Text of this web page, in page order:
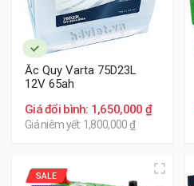
Khách hàng tham khảo các
Cerato Koup dưới đây:
Ắc Quy Varta 75D23L
12V 65ah
Giá đổi bình: 1,650,000 ₫
Giá niêm yết: 1,800,000 ₫
SALE